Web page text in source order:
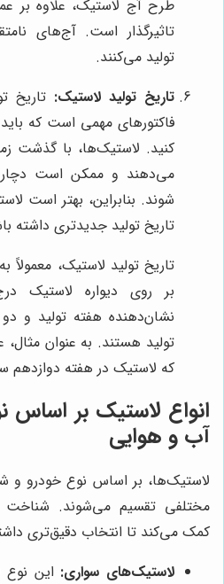
طرح آج لاستیک، علاوه بر
تاثیرگذار است. آج‌های
تولید می‌کنند.
تاریخ تولید لاستیک: تاریخ
فاکتورهای مهمی است که
کنید. لاستیک‌ها، با گذشت
می‌دهند و ممکن است
شوند. بنابراین، بهتر است
تاریخ تولید جدیدتری داشته
تاریخ تولید لاستیک،
بر روی دیواره لاستیک
نشان‌دهنده هفته تولید و
که لاستیک در هفته دوازدهم سال 2023 تولید
انواع لاستیک بر اساس
آب و هوایی
لاستیک‌ها، بر اساس نوع خودرو و
مختلفی تقسیم می‌شوند. شناخت
کمک می‌کند تا انتخاب دقیق‌تری
لاستیک‌های سواری: این نوع